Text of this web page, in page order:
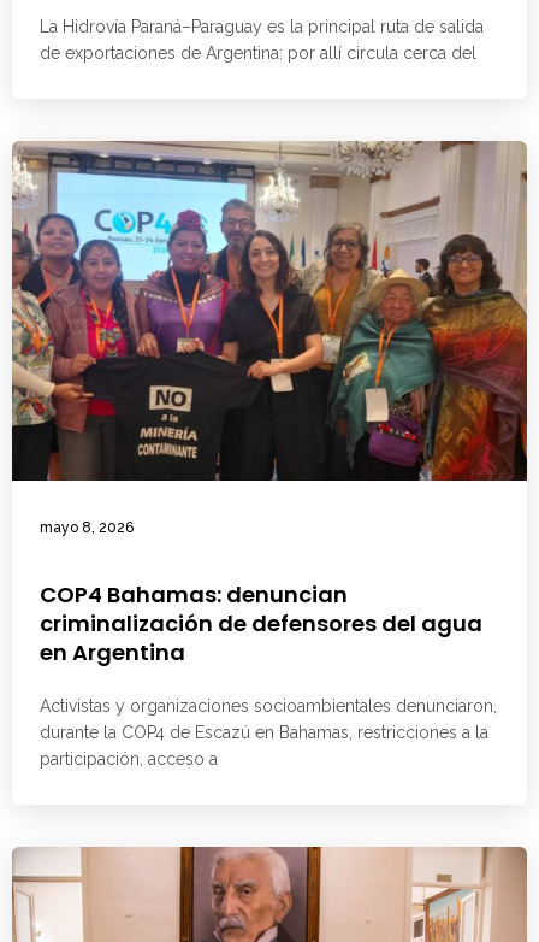
La Hidrovía Paraná–Paraguay es la principal ruta de salida
de exportaciones de Argentina: por allí circula cerca del
mayo 8, 2026
COP4 Bahamas: denuncian
criminalización de defensores del agua
en Argentina
Activistas y organizaciones socioambientales denunciaron,
durante la COP4 de Escazú en Bahamas, restricciones a la
participación, acceso a